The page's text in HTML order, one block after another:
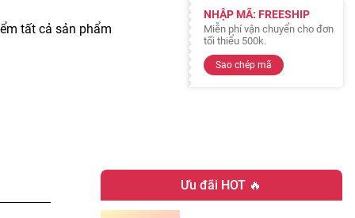
tất cả sản phẩm
NHẬP MÃ: FREESHIP
Miễn phí vận chuyển cho đơn
tối thiểu 500k.
Sao chép mã
Ưu đãi HOT 🔥